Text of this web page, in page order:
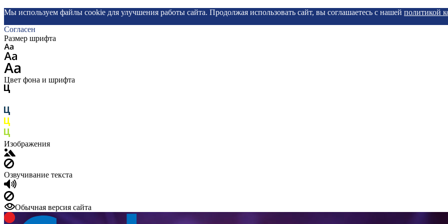
Мы используем файлы cookie для улучшения работы сайта. Продолжая использовать сайт, вы соглашаетесь с нашей политикой
Согласен
Размер шрифта
Цвет фона и шрифта
Изображения
Озвучивание текста
Обычная версия сайта